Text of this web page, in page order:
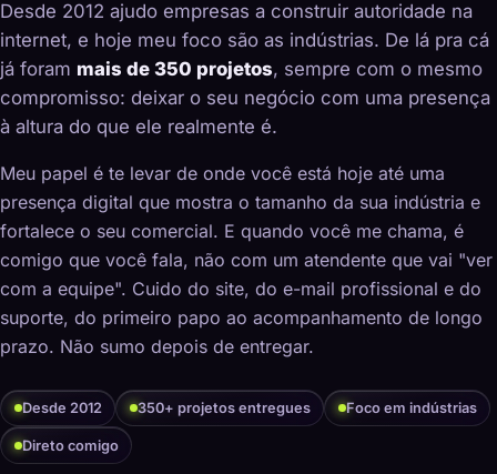
Desde 2012 ajudo empresas a construir autoridade na
internet, e hoje meu foco são as indústrias. De lá pra cá
já foram mais de 350 projetos, sempre com o mesmo
compromisso: deixar o seu negócio com uma presença
à altura do que ele realmente é.
Meu papel é te levar de onde você está hoje até uma
presença digital que mostra o tamanho da sua indústria e
fortalece o seu comercial. E quando você me chama, é
comigo que você fala, não com um atendente que vai "ver
com a equipe". Cuido do site, do e-mail profissional e do
suporte, do primeiro papo ao acompanhamento de longo
prazo. Não sumo depois de entregar.
Desde 2012 350+ projetos entregues Foco em indústrias
Direto comigo